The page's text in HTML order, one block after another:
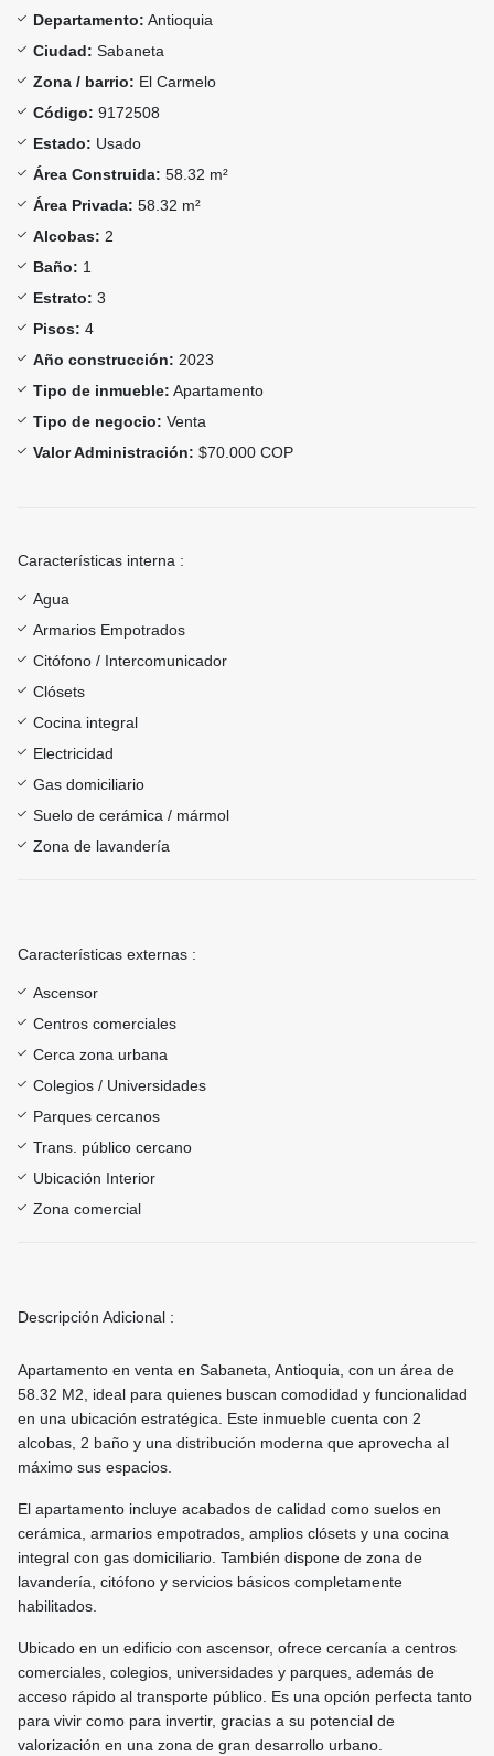
Departamento: Antioquia
Ciudad: Sabaneta
Zona / barrio: El Carmelo
Código: 9172508
Estado: Usado
Área Construida: 58.32 m²
Área Privada: 58.32 m²
Alcobas: 2
Baño: 1
Estrato: 3
Pisos: 4
Año construcción: 2023
Tipo de inmueble: Apartamento
Tipo de negocio: Venta
Valor Administración: $70.000 COP
Características interna :
Agua
Armarios Empotrados
Citófono / Intercomunicador
Clósets
Cocina integral
Electricidad
Gas domiciliario
Suelo de cerámica / mármol
Zona de lavandería
Características externas :
Ascensor
Centros comerciales
Cerca zona urbana
Colegios / Universidades
Parques cercanos
Trans. público cercano
Ubicación Interior
Zona comercial
Descripción Adicional :
Apartamento en venta en Sabaneta, Antioquia, con un área de
58.32 M2, ideal para quienes buscan comodidad y funcionalidad
en una ubicación estratégica. Este inmueble cuenta con 2
alcobas, 2 baño y una distribución moderna que aprovecha al
máximo sus espacios.
El apartamento incluye acabados de calidad como suelos en
cerámica, armarios empotrados, amplios clósets y una cocina
integral con gas domiciliario. También dispone de zona de
lavandería, citófono y servicios básicos completamente
habilitados.
Ubicado en un edificio con ascensor, ofrece cercanía a centros
comerciales, colegios, universidades y parques, además de
acceso rápido al transporte público. Es una opción perfecta tanto
para vivir como para invertir, gracias a su potencial de
valorización en una zona de gran desarrollo urbano.